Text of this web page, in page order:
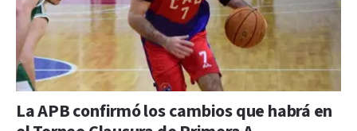
La APB confirmó los cambios que habrá en